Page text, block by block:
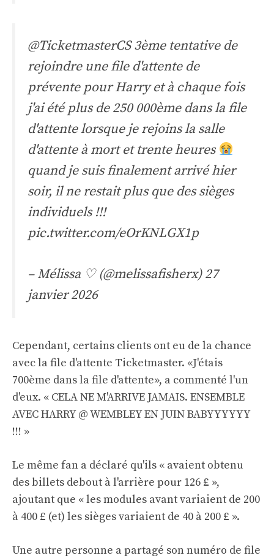
@TicketmasterCS3ème tentative de
rejoindre une file d'attente de
prévente pour Harry et à chaque fois
j'ai été plus de 250 000ème dans la file
d'attente lorsque je rejoins la salle
d'attente à mort et trente heures
quand je suis finalement arrivé hier
soir, il ne restait plus que des sièges
individuels !!!
pic.twitter.com/eOrKNLGX1p
– Mélissa ♡ (@melissafisherx)27
janvier 2026
Cependant, certains clients ont eu de la chance
avec la file d'attente Ticketmaster. «J'étais
700ème dans la file d'attente», a commenté l'un
d'eux. « CELA NE M'ARRIVE JAMAIS. ENSEMBLE
AVEC HARRY @ WEMBLEY EN JUIN BABYYYYYY
!!! »
Le même fan a déclaré qu'ils « avaient obtenu
des billets debout à l'arrière pour 126 £ »,
ajoutant que « les modules avant variaient de 200
à 400 £ (et) les sièges variaient de 40 à 200 £ ».
Une autre personne a partagé son numéro de file